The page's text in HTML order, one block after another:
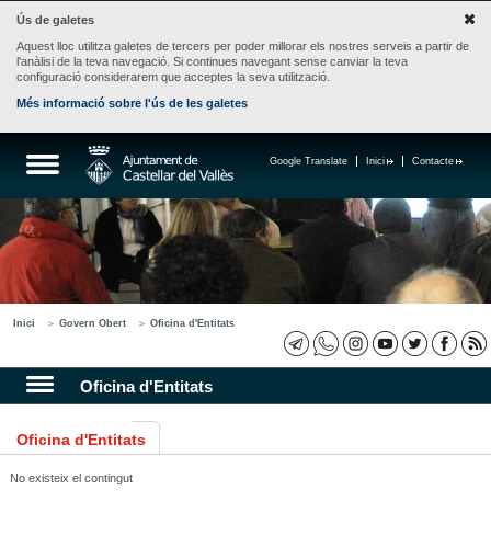
Ús de galetes
Aquest lloc utilitza galetes de tercers per poder millorar els nostres serveis a partir de
l'anàlisi de la teva navegació. Si continues navegant sense canviar la teva
configuració considerarem que acceptes la seva utilització.
Més informació sobre l'ús de les galetes
Contacte
Inici
Google Translate
Inici Govern Obert Oficina d'Entitats
Oficina d'Entitats
Oficina d'Entitats
No existeix el contingut